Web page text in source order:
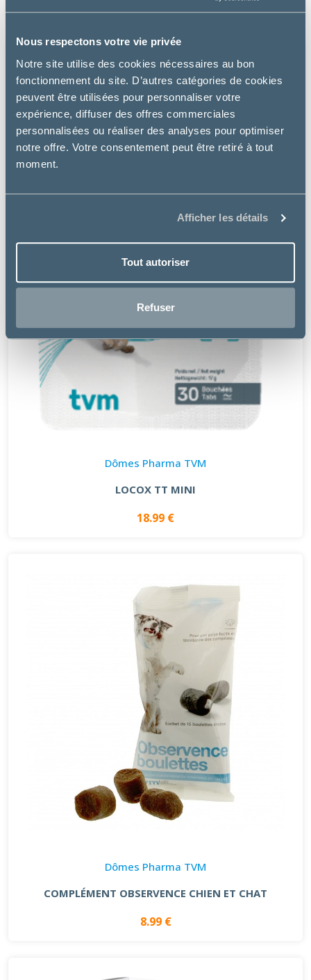
Nous respectons votre vie privée
Notre site utilise des cookies nécessaires au bon
fonctionnement du site. D’autres catégories de cookies
peuvent être utilisées pour personnaliser votre
expérience, diffuser des offres commerciales
personnalisées ou réaliser des analyses pour optimiser
notre offre. Votre consentement peut être retiré à tout
moment.
Afficher les détails
Tout autoriser
Refuser
Dômes Pharma TVM
LOCOX TT MINI
18.99 €
Dômes Pharma TVM
COMPLÉMENT OBSERVENCE CHIEN ET CHAT
8.99 €